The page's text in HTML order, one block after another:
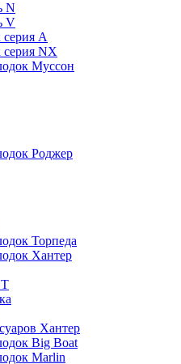
N
V
А
NX
Муссон
Роджер
Торпеда
Хантер
Хантер
Big Boat
Marlin